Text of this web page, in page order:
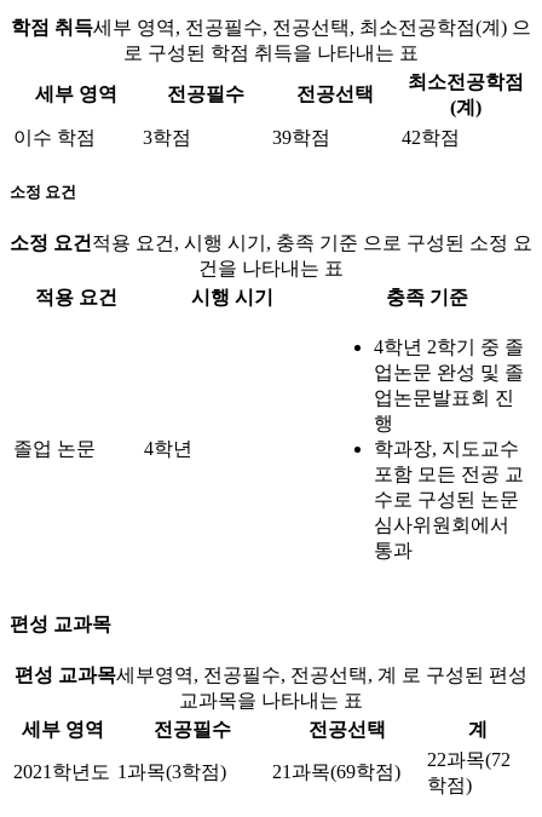
학점 취득세부 영역, 전공필수, 전공선택, 최소전공학점(계) 으
로 구성된 학점 취득을 나타내는 표
세부 영역
전공필수 전공선택
최소전공학점
(계)
이수 학점
3학점 39학점 42학점
소정 요건
소정 요건 적용 요건, 시행 시기, 충족 기준 으로 구성된 소정 요
건을 나타내는 표
적용 요건
시행 시기 충족 기준
졸업 논문 4학년
4학년 2학기 중 졸
업논문 완성 및 졸
업논문발표회 진
행
학과장, 지도교수
포함 모든 전공 교
수로 구성된 논문
심사위원회에서
통과
편성 교과목
편성 교과목세부영역, 전공필수, 전공선택, 계 로 구성된 편성
교과목을 나타내는 표
세부 영역
전공필수 전공선택 계
2021학년도 1과목(3학점) 21과목(69학점)
22과목(72
학점)